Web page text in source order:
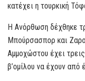
κατέχει η τουρκική
Η Ανόρθωση δέχθηκε
Μπούρσασπορ και
Αμμοχώστου έχει
β’ομίλου να έχουν από